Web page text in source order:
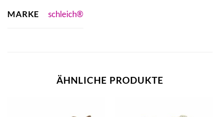
MARKE schleich®
ÄHNLICHE PRODUKTE